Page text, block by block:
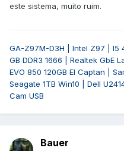
este sistema, muito ruim.
GA-Z97M-D3H | Intel Z97 | I5
GB DDR3 1666 | Realtek GbE
EVO 850 120GB El Captan |
Seagate 1TB Win10 | Dell
Cam USB
Bauer